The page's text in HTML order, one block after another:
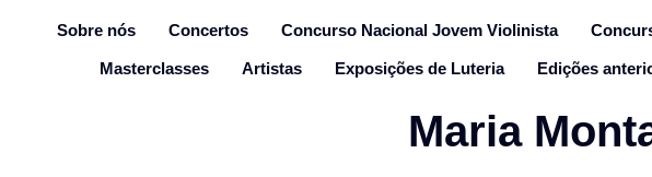
Sobre nós Concertos Concurso Nacional Jovem Violinista
Masterclasses Artistas Exposições de Luteria Edições
Maria